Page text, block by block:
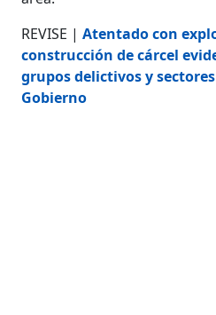
REVISE |Atentado con
construcción de cárcel
grupos delictivos y
Gobierno